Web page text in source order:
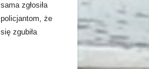
sama zgłosiła
policjantom, że
się zgubiła